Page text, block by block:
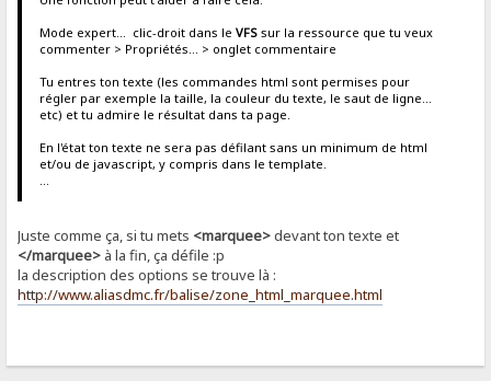
Mode expert... clic-droit dans le VFSsur la ressource que tu veux
commenter > Propriétés... > onglet commentaire
Tu entres ton texte (les commandes html sont permises pour
régler par exemple la taille, la couleur du texte, le saut de ligne...
etc) et tu admire le résultat dans ta page.
En l'état ton texte ne sera pas défilant sans un minimum de html
et/ou de javascript, y compris dans le template.
...
Juste comme ça, si tu mets <marquee>devant ton texte et
</marquee> à la fin, ça défile :p
la description des options se trouve là :
http://www.aliasdmc.fr/balise/zone_html_marquee.html